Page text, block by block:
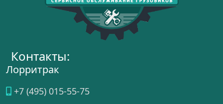
Контакты:
Лорритрак
+7 (495) 015-55-75